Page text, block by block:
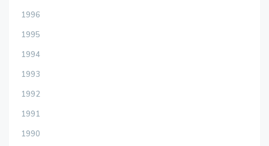
1996
1995
1994
1993
1992
1991
1990